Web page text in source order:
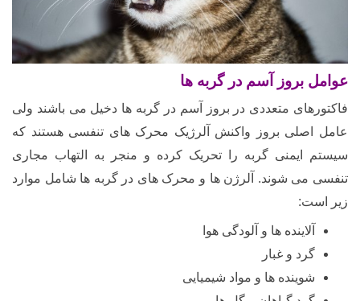
عوامل بروز آسم در گربه ها
فاکتورهای متعددی در بروز آسم در گربه ها دخیل می باشند ولی
عامل اصلی بروز واکنش آلرژیک محرک های تنفسی هستند که
سیستم ایمنی گربه را تحریک کرده و منجر به التهاب مجاری
تنفسی می شوند. آلرژن ها و محرک های در گربه ها شامل موارد
زیر است:
آلاینده ها و آلودگی هوا
گرد و غبار
شوینده ها و مواد شیمیایی